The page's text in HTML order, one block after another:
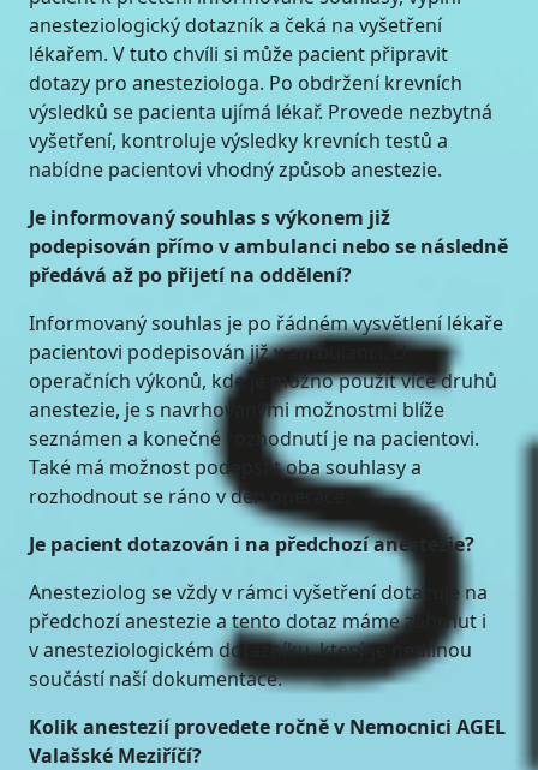
anesteziologický dotazník a čeká na vyšetření
lékařem. V tuto chvíli si může pacient připravit
dotazy pro anesteziologa. Po obdržení krevních
výsledků se pacienta ujímá lékař. Provede nezbytná
vyšetření, kontroluje výsledky krevních testů a
nabídne pacientovi vhodný způsob anestezie.
Je informovaný souhlas s výkonem již
podepisován přímo v ambulanci nebo se následně
předává až po přijetí na oddělení?
Informovaný souhlas je po řádném vysvětlení lékaře
pacientovi podepisován již v ambulanci. U
operačních výkonů, kde je možno použít více druhů
anestezie, je s navrhovanými možnostmi blíže
seznámen a konečné rozhodnutí je na pacientovi.
Také má možnost podepsat oba souhlasy a
rozhodnout se ráno v den operace.
Je pacient dotazován i na předchozí anestezie?
Anesteziolog se vždy v rámci vyšetření dotazuje na
předchozí anestezie a tento dotaz máme zahrnut i
v anesteziologickém dotazníku, který je nedílnou
součástí naší dokumentace.
Kolik anestezií provedete ročně v Nemocnici AGEL
Valašské Meziříčí?